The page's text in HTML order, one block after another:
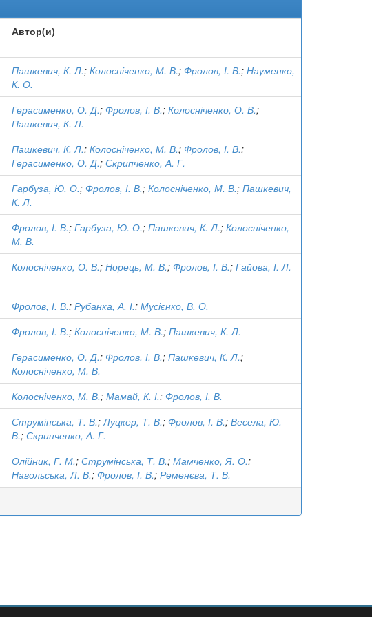
Автор(и)
Пашкевич, К. Л.; Колосніченко, М. В.; Фролов, І. В.; Науменко,
К. О.
Герасименко, О. Д.; Фролов, І. В.; Колосніченко, О. В.;
Пашкевич, К. Л.
Пашкевич, К. Л.; Колосніченко, М. В.; Фролов, І. В.;
Герасименко, О. Д.; Скрипченко, А. Г.
Гарбуза, Ю. О.; Фролов, І. В.; Колосніченко, М. В.; Пашкевич,
К. Л.
Фролов, І. В.; Гарбуза, Ю. О.; Пашкевич, К. Л.; Колосніченко,
М. В.
Колосніченко, О. В.; Норець, М. В.; Фролов, І. В.; Гайова, І. Л.
Фролов, І. В.; Рубанка, А. І.; Мусієнко, В. О.
Фролов, І. В.; Колосніченко, М. В.; Пашкевич, К. Л.
Герасименко, О. Д.; Фролов, І. В.; Пашкевич, К. Л.;
Колосніченко, М. В.
Колосніченко, М. В.; Мамай, К. І.; Фролов, І. В.
Струмінська, Т. В.;Луцкер, Т. В.; Фролов, І. В.; Весела, Ю.
В.; Скрипченко, А. Г.
Олійник, Г. М.; Струмінська, Т. В.; Мамченко, Я. О.;
Навольська, Л. В.; Фролов, І. В.; Ременєва, Т. В.